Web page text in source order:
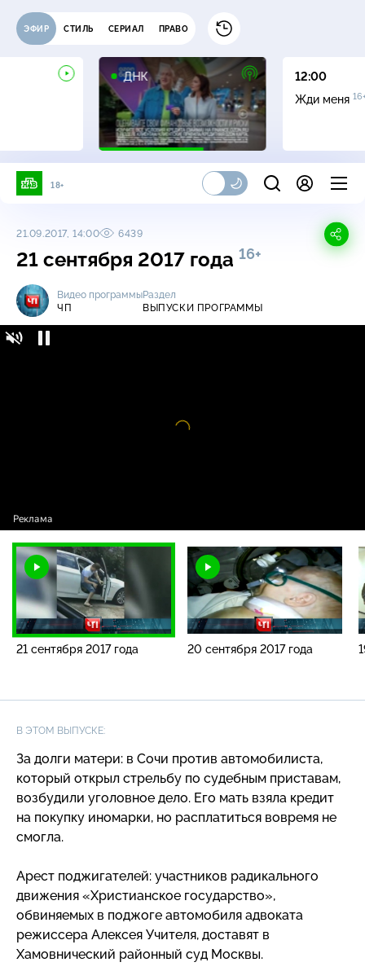
ЭФИР СТИЛЬ СЕРИАЛ ПРАВО
ДНК
16+
12:00
Жди меня
18+
21.09.2017, 14:00 6439
21 сентября 2017 года 16+
Видео программы
ЧП
Раздел
ВЫПУСКИ ПРОГРАММЫ
Видео
21 сентября 2017 года 20 сентября 2017 года
В ЭТОМ ВЫПУСКЕ:
За долги матери: в Сочи против автомобилиста,
который открыл стрельбу по судебным приставам,
возбудили уголовное дело. Его мать взяла кредит
на покупку иномарки, но расплатиться вовремя не
смогла.
Арест поджигателей: участников радикального
движения «Христианское государство»,
обвиняемых в поджоге автомобиля адвоката
режиссера Алексея Учителя, доставят в
Хамовнический районный суд Москвы.